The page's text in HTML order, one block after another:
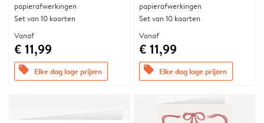
papierafwerkingen
Set van 10 kaarten
Vanaf
€ 11,99
offers Elke dag lage prijzen
papierafwerkingen
Set van 10 kaarten
Vanaf
€ 11,99
offers Elke dag lage prijzen